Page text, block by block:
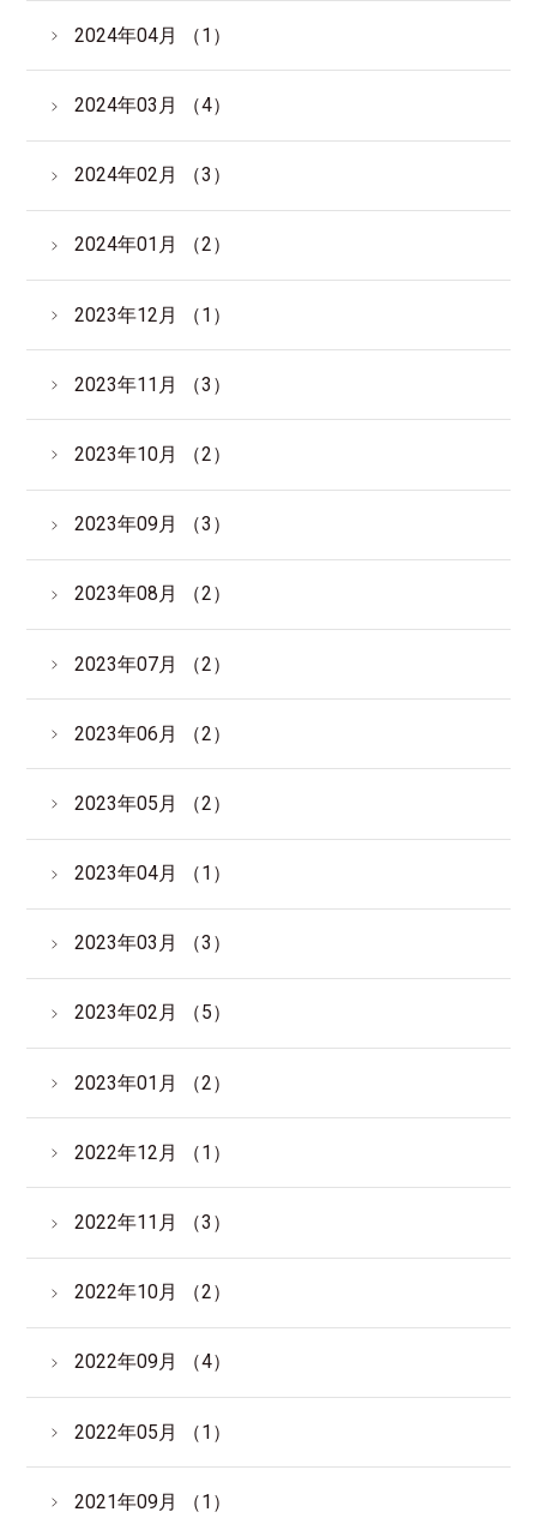
2024年04月 （1）
2024年03月 （4）
2024年02月 （3）
2024年01月 （2）
2023年12月 （1）
2023年11月 （3）
2023年10月 （2）
2023年09月 （3）
2023年08月 （2）
2023年07月 （2）
2023年06月 （2）
2023年05月 （2）
2023年04月 （1）
2023年03月 （3）
2023年02月 （5）
2023年01月 （2）
2022年12月 （1）
2022年11月 （3）
2022年10月 （2）
2022年09月 （4）
2022年05月 （1）
2021年09月 （1）